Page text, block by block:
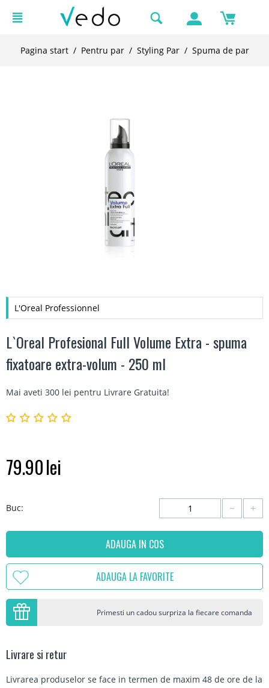
Pagina start / Pentru par / Styling Par / Spuma de par
L'Oreal Professionnel
L`Oreal Profesional Full Volume Extra - spuma
fixatoare extra-volum - 250 ml
Mai aveti 300 lei pentru Livrare Gratuita!
79.90lei
Buc: +
−
ADAUGA IN COS
ADAUGA LA FAVORITE
Primesti un cadou surpriza la fiecare comanda
Livrare si retur
Livrarea produselor se face in termen de maxim 48 de ore de la